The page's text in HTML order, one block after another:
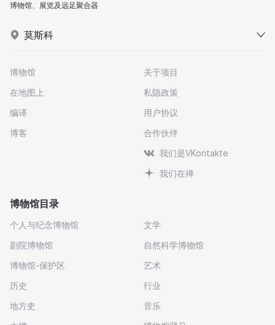
博物馆、展览及远足聚合器
莫斯科
博物馆
在地图上
编译
博客
关于项目
私隐政策
用户协议
合作伙伴
我们是VKontakte
我们在禅
博物馆目录
个人与纪念博物馆
剧院博物馆
博物馆-保护区
历史
地方史
文学
自然科学博物馆
艺术
行业
音乐